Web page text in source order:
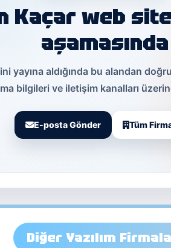
Kaçar web
aşamasında
yayına aldığında bu alandan
bilgileri ve iletişim kanalları
E-posta Gönder Tüm
Diğer Yazılım